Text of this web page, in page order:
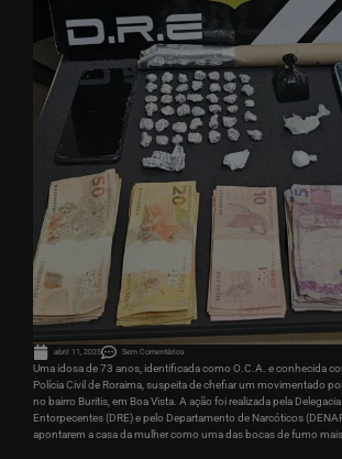
abril 11, 2025 Sem Comentários
Uma idosa de 73 anos, identificada como O.C.A. e conhecida
Polícia Civil de Roraima, suspeita de chefiar um movimentado
no bairro Buritis, em Boa Vista. A ação foi realizada pela
Entorpecentes (DRE) e pelo Departamento de Narcóticos
apontarem a casa da mulher como uma das bocas de fumo mais